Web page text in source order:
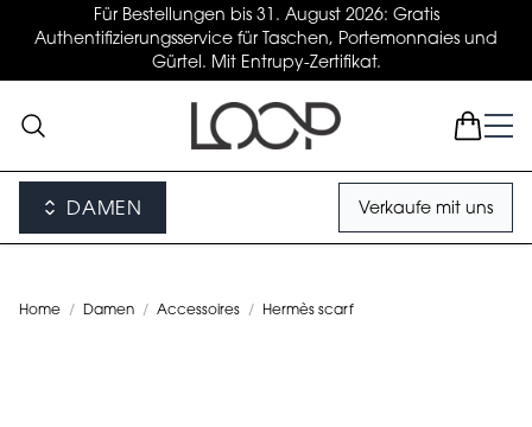
Für Bestellungen bis 31. August 2026: Gratis
Authentifizierungsservice für Taschen, Portemonnaies und
Gürtel. Mit Entrupy-Zertifikat.
DAMEN Verkaufe mit uns
Home / Damen / Accessoires / Hermès scarf